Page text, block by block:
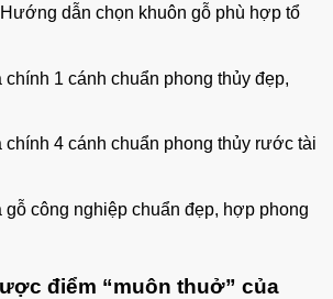
dẫn chọn khuôn gỗ phù hợp tổ
1 cánh chuẩn phong thủy đẹp,
4 cánh chuẩn phong thủy rước tài
công nghiệp chuẩn đẹp, hợp phong
điểm “muôn thuở” của